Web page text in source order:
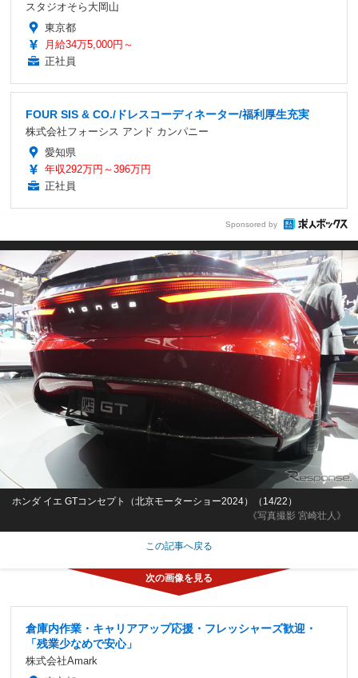
スタジオそら大岡山
東京都
月給34万5,000円～
正社員
FOUR SIS & CO./ドレスコーディネーター/福利厚生充実
株式会社フォーシス アンド カンパニー
愛知県
年収292万円～396万円
正社員
Sponsored by
《写真撮影 宮崎壮人》
ホンダ イエ GTコンセプト（北京モーターショー2024）（14/22）
この記事へ戻る
倉庫内作業・キャリアアップ応援・フレッシャーズ歓迎・
「残業少なめで安心」
株式会社Amark